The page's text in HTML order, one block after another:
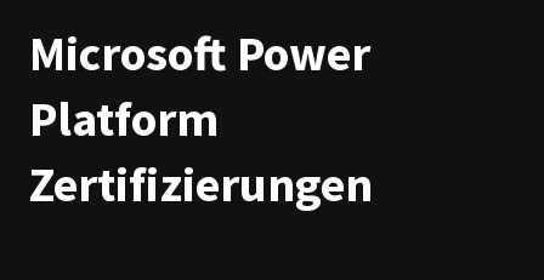
Microsoft Power
Platform
Zertifizierungen